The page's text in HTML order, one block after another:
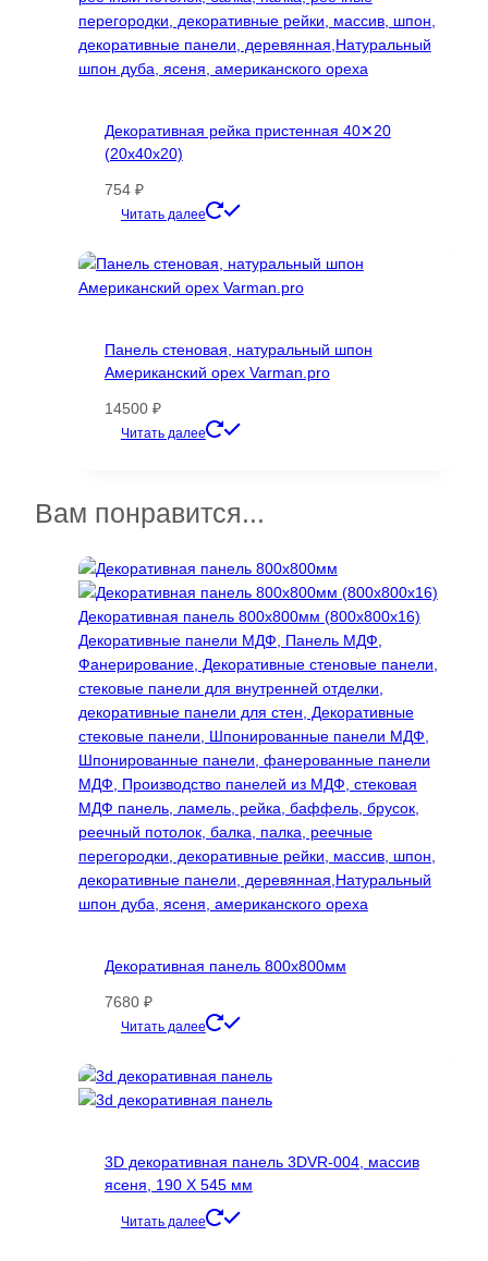
Декоративная рейка пристенная 40✕20
(20х40х20)
754 ₽
Читать далее
имеет
несколько
можно
выбрать
Панель стеновая, натуральный шпон
Американский орех Varman.pro
14500 ₽
Читать далее
вариаций.
можно
выбрать
на
странице
товара.
Вам понравится...
Декоративная панель 800х800мм
7680 ₽
Читать далее
имеет
несколько
можно
3D декоративная панель 3DVR-004, массив
ясеня, 190 Х 545 мм
Читать далее